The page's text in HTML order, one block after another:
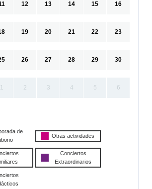
12 13 14 15 16
19 20 21 22 23
26 27 28 29 30
1 2 3 4 5 6
de
Otras actividades
Conciertos
Extraordinarios